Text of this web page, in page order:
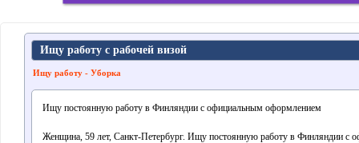
Ищу работу с рабочей визой
Ищу работу - Уборка
Ищу постоянную работу в Финляндии с официальным оформлением
Женщина, 59 лет, Санкт-Петербург. Ищу постоянную работу в Финляндии с